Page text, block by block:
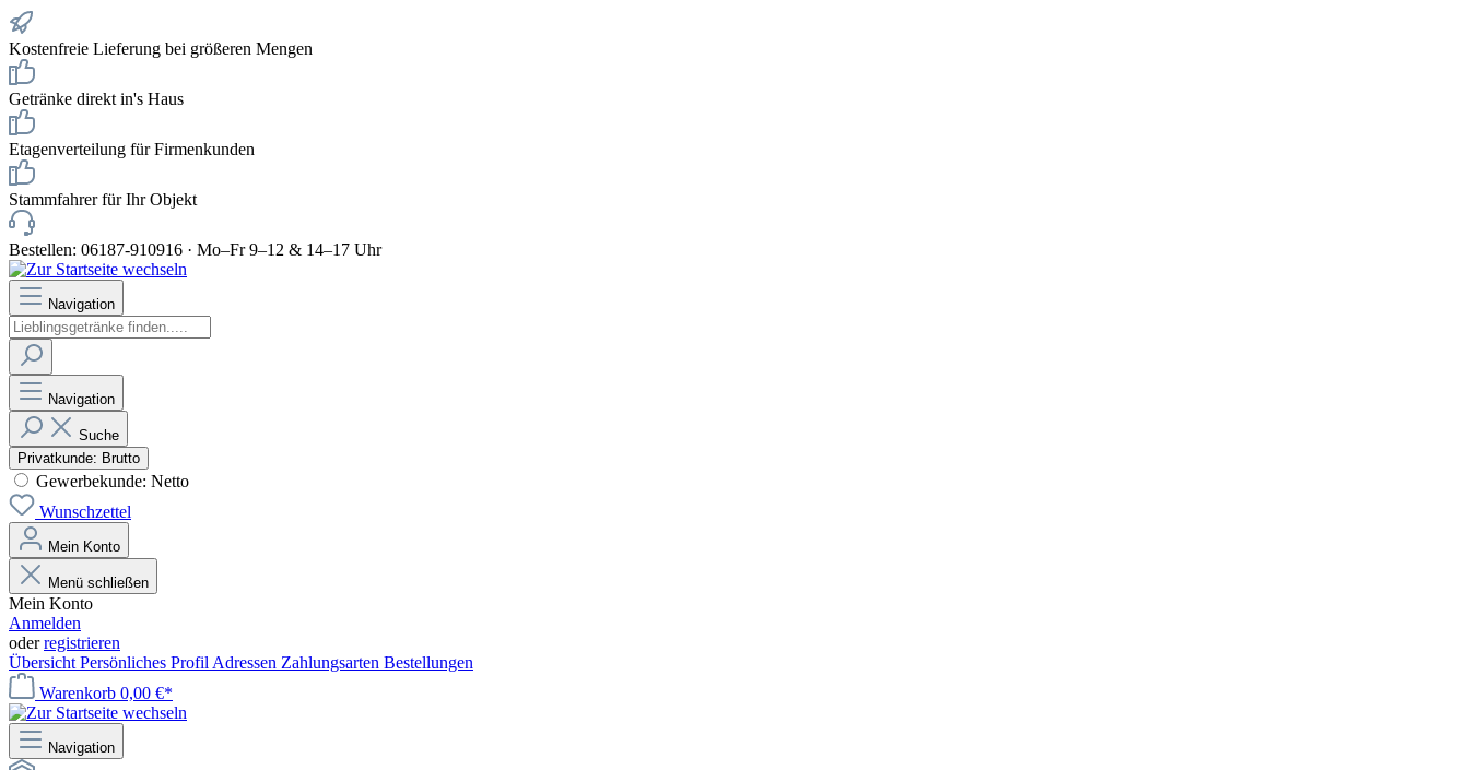
Kostenfreie Lieferung bei größeren Mengen
Getränke direkt in's Haus
Etagenverteilung für Firmenkunden
Stammfahrer für Ihr Objekt
Bestellen: 06187-910916 · Mo–Fr 9–12 & 14–17 Uhr
Navigation
Navigation
Suche
Privatkunde: Brutto
Gewerbekunde: Netto
Wunschzettel
Mein Konto
Menü schließen
Mein Konto
Anmelden
oderregistrieren
Übersicht Persönliches Profil Adressen Zahlungsarten Bestellungen
Warenkorb 0,00 €*
Navigation